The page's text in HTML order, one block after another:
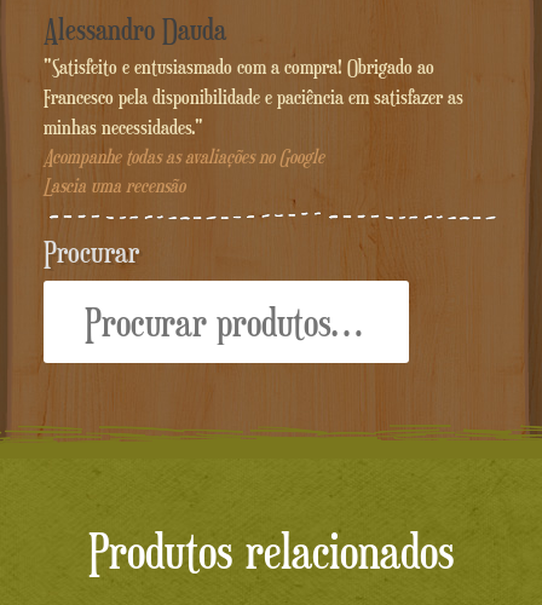
Alessandro Dauda
"Satisfeito e entusiasmado com a compra! Obrigado ao
Francesco pela disponibilidade e paciência em satisfazer as
minhas necessidades."
Acompanhe todas as avaliações no Google
Lascia uma recensão
Procurar
Produtos relacionados